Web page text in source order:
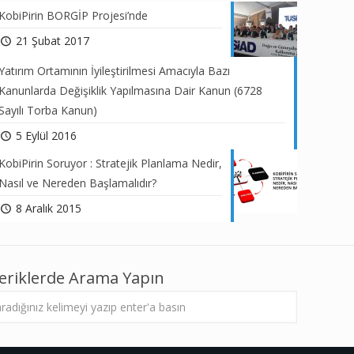
BORGİP Projesi’nde
21 Şubat 2017
Ortamının İyileştirilmesi Amacıyla Bazı
Değişiklik Yapılmasına Dair Kanun (6728
Torba Kanun)
5 Eylül 2016
Soruyor : Stratejik Planlama Nedir,
ve Nereden Başlamalıdır?
8 Aralık 2015
Arama Yapın